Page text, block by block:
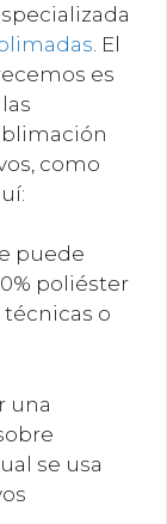
. El
es
como
puede
poliéster
o
una
se usa